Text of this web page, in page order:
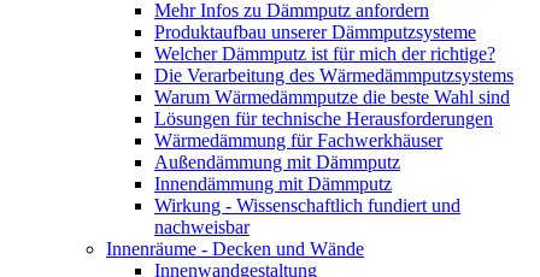
Mehr Infos zu Dämmputz anfordern
Produktaufbau unserer Dämmputzsysteme
Welcher Dämmputz ist für mich der richtige?
Die Verarbeitung des Wärmedämmputzsystems
Warum Wärmedämmputze die beste Wahl sind
Lösungen für technische Herausforderungen
Wärmedämmung für Fachwerkhäuser
Außendämmung mit Dämmputz
Innendämmung mit Dämmputz
Wirkung - Wissenschaftlich fundiert und
nachweisbar
Innenräume - Decken und Wände
Innenwandgestaltung